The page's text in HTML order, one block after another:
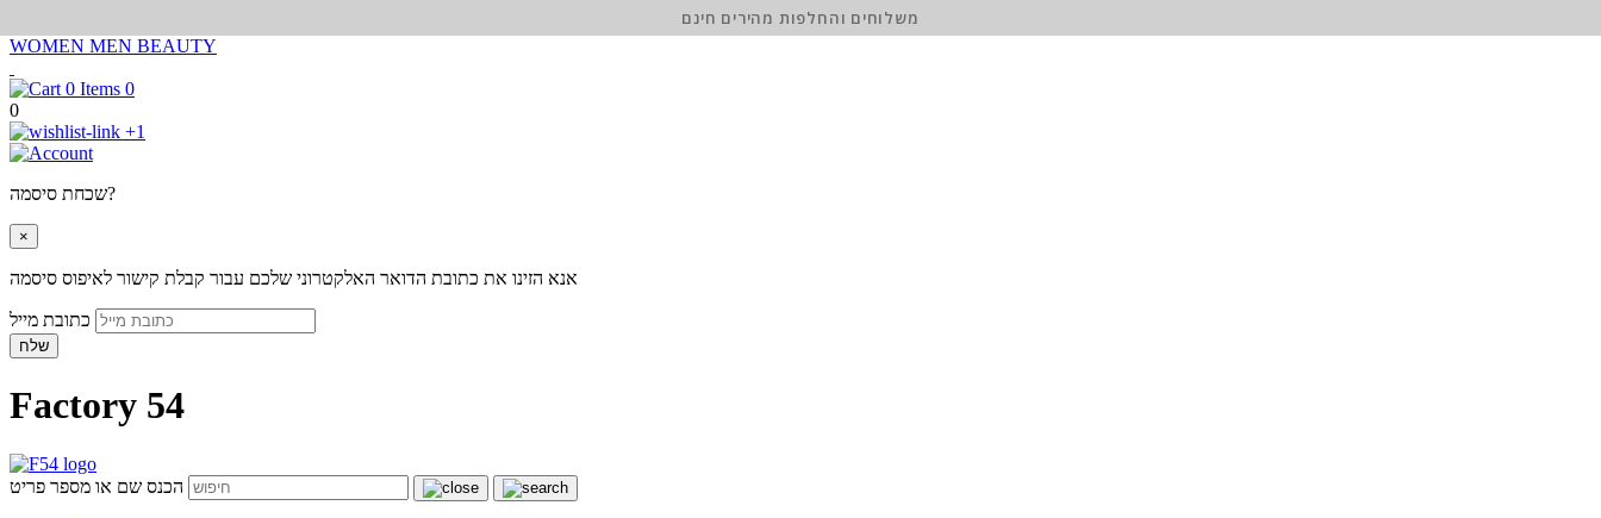
WOMEN MEN BEAUTY
0
0
+1
שכחת סיסמה?
×
אנא הזינו את כתובת הדואר האלקטרוני שלכם עבור קבלת קישור לאיפוס סיסמה
שלח
Factory 54
הכנס שם או מספר פריט
משלוחים והחלפות מהירים חינם